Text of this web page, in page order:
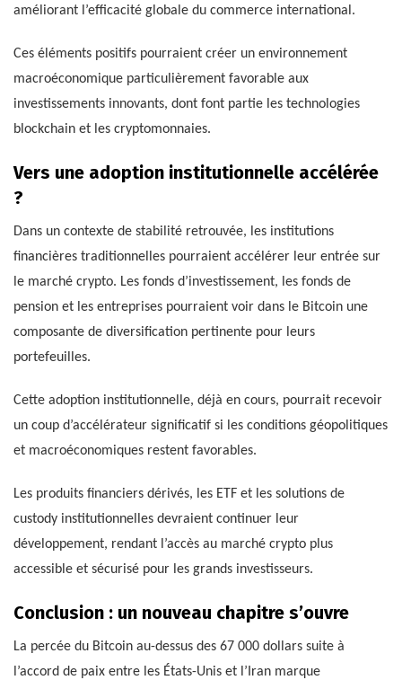
améliorant l’efficacité globale du commerce international.
Ces éléments positifs pourraient créer un environnement
macroéconomique particulièrement favorable aux
investissements innovants, dont font partie les technologies
blockchain et les cryptomonnaies.
Vers une adoption institutionnelle accélérée
?
Dans un contexte de stabilité retrouvée, les institutions
financières traditionnelles pourraient accélérer leur entrée sur
le marché crypto. Les fonds d’investissement, les fonds de
pension et les entreprises pourraient voir dans le Bitcoin une
composante de diversification pertinente pour leurs
portefeuilles.
Cette adoption institutionnelle, déjà en cours, pourrait recevoir
un coup d’accélérateur significatif si les conditions géopolitiques
et macroéconomiques restent favorables.
Les produits financiers dérivés, les ETF et les solutions de
custody institutionnelles devraient continuer leur
développement, rendant l’accès au marché crypto plus
accessible et sécurisé pour les grands investisseurs.
Conclusion : un nouveau chapitre s’ouvre
La percée du Bitcoin au-dessus des 67 000 dollars suite à
l’accord de paix entre les États-Unis et l’Iran marque